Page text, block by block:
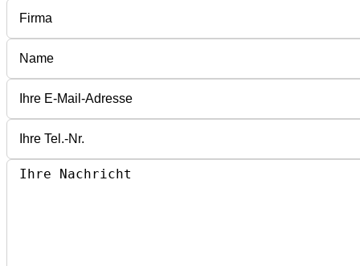
Bitte lasse dieses Feld leer.
Bitte lasse dieses Feld leer.
Bitte lasse dieses Feld leer.